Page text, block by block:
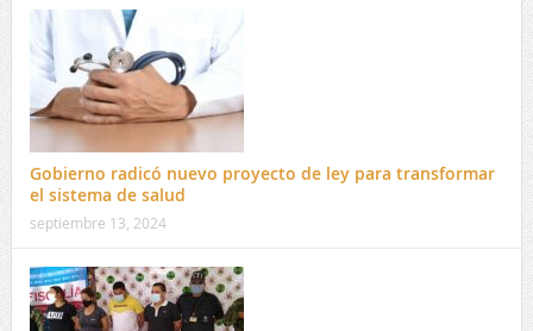
Gobierno radicó nuevo proyecto de ley para transformar
el sistema de salud
septiembre 13, 2024